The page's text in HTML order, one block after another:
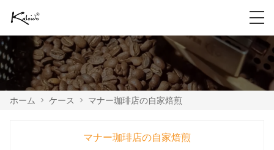
ホーム > ケース > マナー珈琲店の自家焙煎
マナー珈琲店の自家焙煎